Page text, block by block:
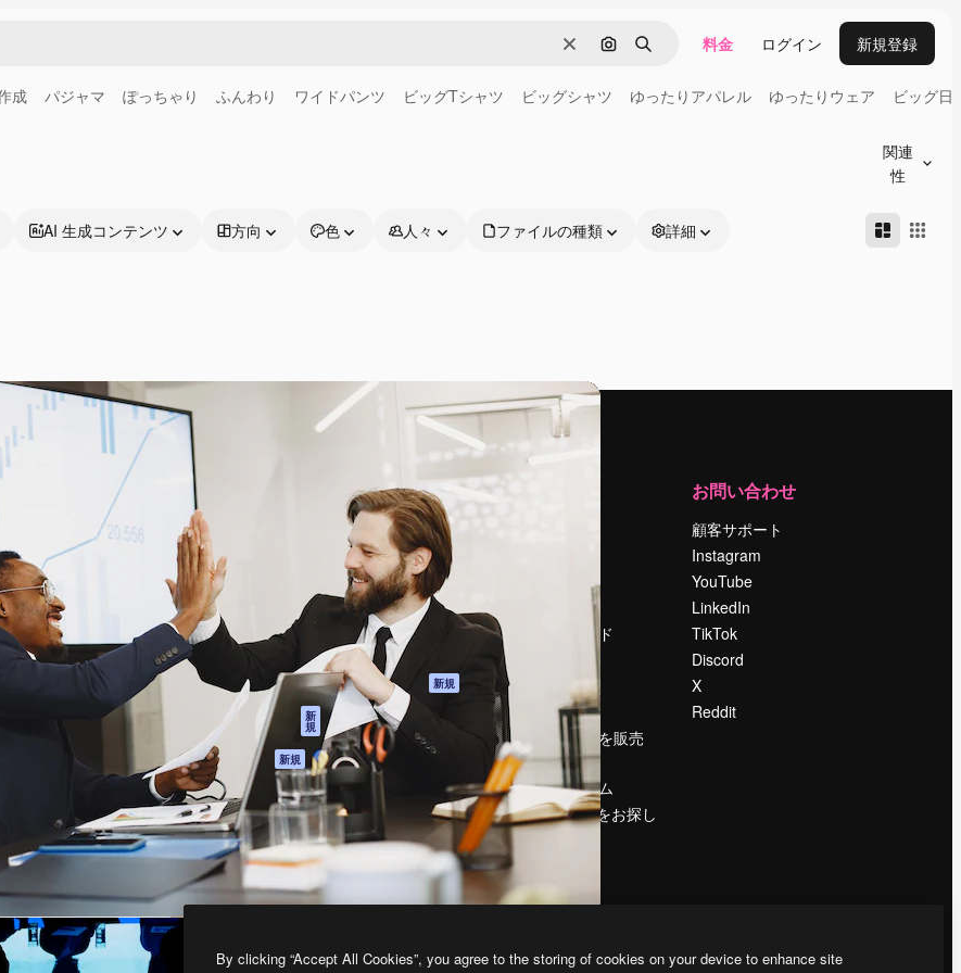
消去 画像で検索
検索 料金 ログイン 新規登録
成 パジャマ ぽっちゃり ふんわり ワイドパンツ ビッグTシャツ ビッグシャツ ゆったりアパレル ゆったりウェア ビッグ日
関連
性
AI 生成コンテンツ 方向 色 人々 ファイルの種類 詳細
ブ制作を導くためのプラ
エイター、企業、代理
む100万人以上が利用して
製品
Spaces
AI アシスタント
AI 画像生成ツール
AI 動画生成ツール
AI 音声合成ツール
ストックコンテン
Claude/ChatGPT
向けMCP
新
規
エージェント 新規
API
モバイルアプリ
すべてのMagnificツ
ール
はじめに
Academy
ドキュメント
サポート
利用規約
プライバシーポリ
シー
オリジナル
新規
クッキーポリシー
トラストセンター
アフィリエイト
法人向け
検索トレンド
イベント
Slidesgo
コンテンツを販売
する
プレスルーム
magnific.aiをお探し
ですか？
お問い合わせ
顧客サポート
Instagram
YouTube
LinkedIn
TikTok
Discord
X
Reddit
Freepik Company S.L.U.無断複写・転載を禁じます
By clicking “Accept All Cookies”, you agree to the storing of cookies on your device to enhance site